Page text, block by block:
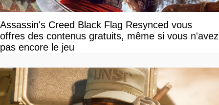
Assassin's Creed Black Flag Resynced vous
offres des contenus gratuits, même si vous n'avez
pas encore le jeu